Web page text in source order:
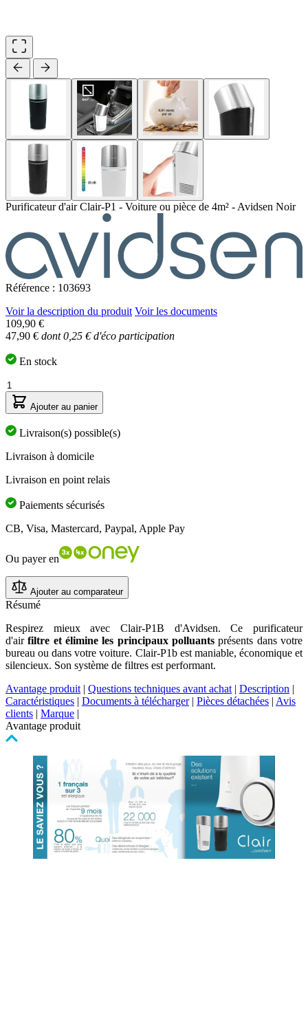
Purificateur d'air Clair-P1 - Voiture ou pièce de 4m² - Avidsen Noir
Référence : 103693
Voir la description du produit Voir les documents
109,90 €
47,90 € dont 0,25 € d'éco participation
En stock
Quantité
Ajouter au panier
Livraison(s) possible(s)
Livraison à domicile
Livraison en point relais
Paiements sécurisés
CB, Visa, Mastercard, Paypal, Apple Pay
Ou payer en
Ajouter au comparateur
Résumé
Respirez mieux avec Clair-P1B d'Avidsen. Ce purificateur
d'airfiltre et élimine les principaux polluants présents dans votre
bureau ou dans votre voiture. Clair-P1b est maniable, économique et
silencieux. Son système de filtres est performant.
Avantage produit | Questions techniques avant achat | Description |
Caractéristiques | Documents à télécharger | Pièces détachées | Avis
clients | Marque |
Avantage produit